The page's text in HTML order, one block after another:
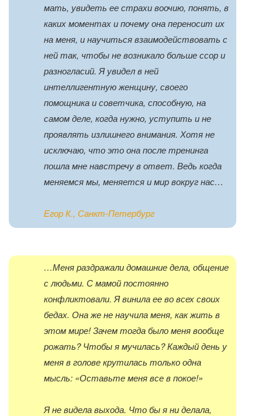
мать, увидеть ее страхи воочию, понять, в
каких моментах и почему она переносит их
на меня, и научиться взаимодействовать с
ней так, чтобы не возникало больше ссор и
разногласий. Я увидел в ней
интеллигентную женщину, своего
помощника и советчика, способную, на
самом деле, когда нужно, уступить и не
проявлять излишнего внимания. Хотя не
исключаю, что это она после тренинга
пошла мне навстречу в ответ. Ведь когда
меняемся мы, меняется и мир вокруг нас…
Егор К., Санкт-Петербург
…Меня раздражали домашние дела, общение
с людьми. С мамой постоянно
конфликтовали. Я винила ее во всех своих
бедах. Она же не научила меня, как жить в
этом мире! Зачем тогда было меня вообще
рожать? Чтобы я мучилась? Каждый день у
меня в голове крутилась только одна
мысль: «Оставьте меня все в покое!»
Я не видела выхода. Что бы я ни делала,